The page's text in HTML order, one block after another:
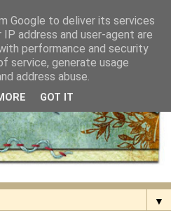
▼
Google to deliver its services
address and user-agent are
performance and security
service, generate usage
address abuse.
GOT IT